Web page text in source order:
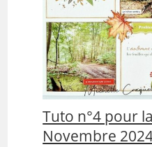
Tuto n°4 pour
Novembre